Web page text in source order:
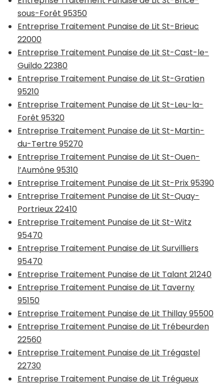
sous-Forêt 95350
Entreprise Traitement Punaise de Lit St-Brieuc
22000
Entreprise Traitement Punaise de Lit St-Cast-le-
Guildo 22380
Entreprise Traitement Punaise de Lit St-Gratien
95210
Entreprise Traitement Punaise de Lit St-Leu-la-
Forêt 95320
Entreprise Traitement Punaise de Lit St-Martin-
du-Tertre 95270
Entreprise Traitement Punaise de Lit St-Ouen-
l’Aumône 95310
Entreprise Traitement Punaise de Lit St-Prix 95390
Entreprise Traitement Punaise de Lit St-Quay-
Portrieux 22410
Entreprise Traitement Punaise de Lit St-Witz
95470
Entreprise Traitement Punaise de Lit Survilliers
95470
Entreprise Traitement Punaise de Lit Talant 21240
Entreprise Traitement Punaise de Lit Taverny
95150
Entreprise Traitement Punaise de Lit Thillay 95500
Entreprise Traitement Punaise de Lit Trébeurden
22560
Entreprise Traitement Punaise de Lit Trégastel
22730
Entreprise Traitement Punaise de Lit Trégueux